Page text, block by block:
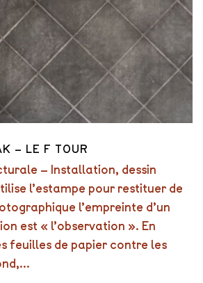
– LE F TOUR
– Installation, dessin
l’estampe pour restituer de
l’empreinte d’un
est « l’observation ». En
feuilles de papier contre les